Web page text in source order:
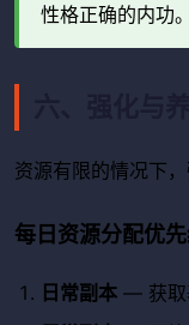
性格正确的内功
资源有限的情况下，
每日资源分配优
日常副本 — 获取